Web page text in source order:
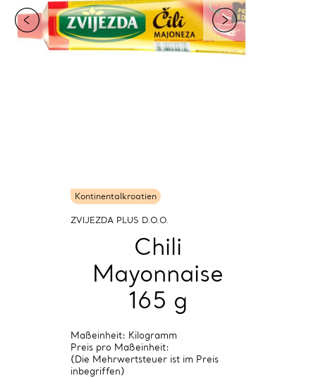
Kontinentalkroatien
ZVIJEZDA PLUS D.O.O.
Chili
Mayonnaise
165 g
Maßeinheit: Kilogramm
Preis pro Maßeinheit:
(Die Mehrwertsteuer ist im Preis
inbegriffen)